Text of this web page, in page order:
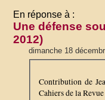
En réponse à :
Une défense
2012)
dimanche 18
Contribution de
Cahiers de la